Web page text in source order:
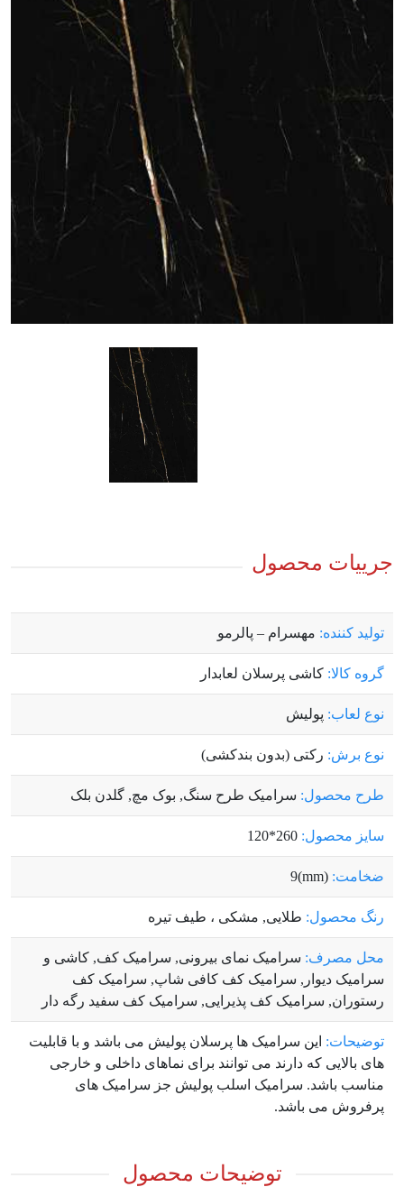
جرییات محصول
توليد کننده: مهسرام – پالرمو
گروه کالا: کاشی پرسلان لعابدار
نوع لعاب: پولیش
نوع برش: رکتی (بدون بندکشی)
طرح محصول: سرامیک طرح سنگ, بوک مچ, گلدن بلک
سایز محصول:
ضخامت: (mm)9
رنگ محصول: طلایی, مشکی ، طیف تیره
محل مصرف: سرامیک نمای بیرونی, سرامیک کف, کاشی و
سرامیک دیوار, سرامیک کف کافی شاپ, سرامیک کف
رستوران, سرامیک کف پذیرایی, سرامیک کف سفید رگه دار
توضیحات: این سرامیک ها پرسلان پولیش می باشد و با قابلیت
های بالایی که دارند می توانند برای نماهای داخلی و خارجی
مناسب باشد. سرامیک اسلب پولیش جز سرامیک های
پرفروش می باشد.
توضیحات محصول